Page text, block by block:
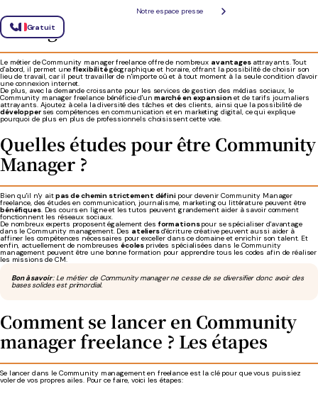
Notre espace presse
Gratuit
Pourquoi devenir Community
Manager freelance?
Le métier de Community manager freelance offre de nombreux avantages attrayants. Tout
d'abord, il permet uneflexibilitégéographique et horaire, offrant la possibilité de choisir son
lieu de travail, car il peut travailler de n'importe où et à tout moment à la seule condition d'avoir
une connexion internet.
De plus, avec la demande croissante pour les services de gestion des médias sociaux, le
Community manager freelance bénéficie d'un marché en expansionet de tarifs journaliers
attrayants. Ajoutez à cela la diversité des tâches et des clients, ainsi que la possibilité de
développer ses compétences en communication et en marketing digital, ce qui explique
pourquoi de plus en plus de professionnels choisissent cette voie.
Quelles études pour être Community
Manager ?
Bien qu'il n'y aitpas de chemin strictement défini pour devenir Community Manager
freelance, des études en communication, journalisme, marketing ou littérature peuvent être
bénéfiques. Des cours en ligne et les tutos peuvent grandement aider à savoir comment
fonctionnent les réseaux sociaux.
De nombreux experts proposent également des formationspour se spécialiser d'avantage
dans le Community management. Des ateliersd'écriture créative peuvent aussi aider à
affiner les compétences nécessaires pour exceller dans ce domaine et enrichir son talent. Et
enfin, actuellement de nombreuses écoles privées spécialisées dans le Community
management peuvent être une bonne formation pour apprendre tous les codes afin de réaliser
les missions de CM.
Bon à savoir: Le métier de Community manager ne cesse de se diversifier donc avoir des
bases solides est primordial.
Commentse lanceren Community
manager freelance ? Les étapes
Se lancer dans le Community management en freelance est la clé pour que vous puissiez
voler de vos propres ailes. Pour ce faire, voici les étapes: